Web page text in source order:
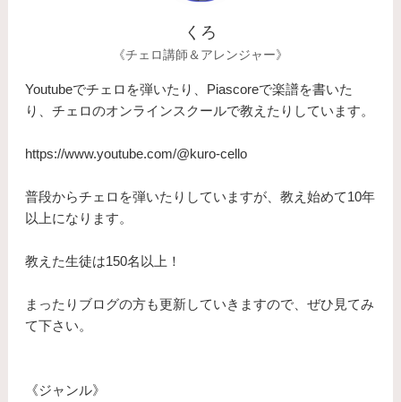
くろ
《チェロ講師＆アレンジャー》
Youtubeでチェロを弾いたり、Piascoreで楽譜を書いた
り、チェロのオンラインスクールで教えたりしています。
https://www.youtube.com/@kuro-cello
普段からチェロを弾いたりしていますが、教え始めて10年
以上になります。
​教えた生徒は150名以上！
まったりブログの方も更新していきますので、ぜひ見てみ
て下さい。
《ジャンル》